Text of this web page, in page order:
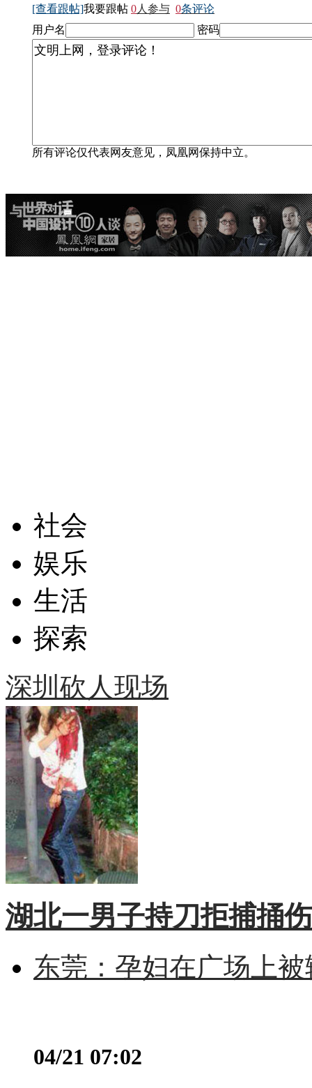
[查看跟帖]我要跟帖 0人参与 0条评论
用户名
密码
所有评论仅代表网友意见，凤凰网保持中立。
社会
娱乐
生活
探索
深圳砍人现场
湖北一男子持刀拒捕捅
东莞：孕妇在广场上
04/21 07:02